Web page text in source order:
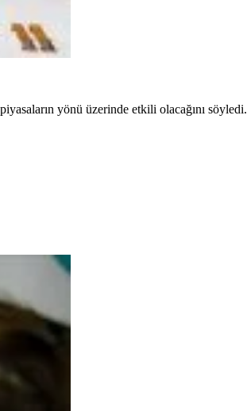
yönü üzerinde etkili olacağını söyledi.